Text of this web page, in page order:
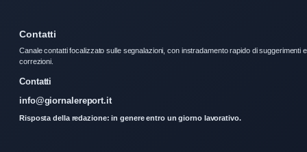
Contatti
Canale contatti focalizzato sulle segnalazioni, con instradamento rapido di suggerimenti e
correzioni.
Contatti
info@giornalereport.it
Risposta della redazione: in genere entro un giorno lavorativo.